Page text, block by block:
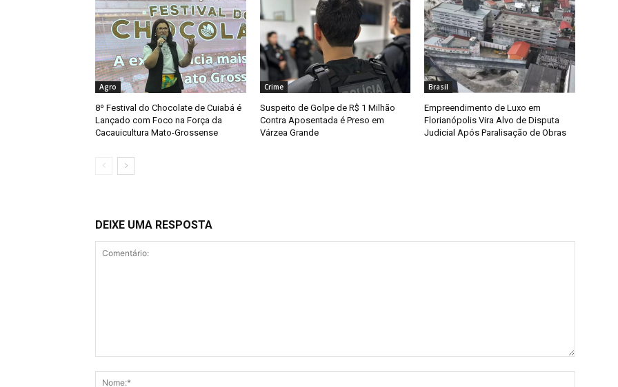
Agro
8º Festival do Chocolate de Cuiabá é
Lançado com Foco na Força da
Cacauicultura Mato-Grossense
Crime
Suspeito de Golpe de R$ 1 Milhão
Contra Aposentada é Preso em
Várzea Grande
Brasil
Empreendimento de Luxo em
Florianópolis Vira Alvo de Disputa
Judicial Após Paralisação de Obras
DEIXE UMA RESPOSTA